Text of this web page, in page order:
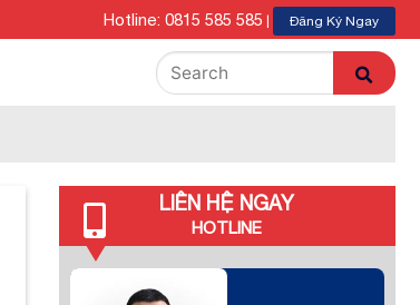
Hotline: 0815 585 585 Đăng Ký Ngay
LIÊN HỆ NGAY
HOTLINE